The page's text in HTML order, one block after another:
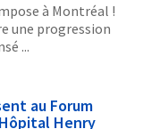
à Montréal !
une progression
...
au Forum
Henry